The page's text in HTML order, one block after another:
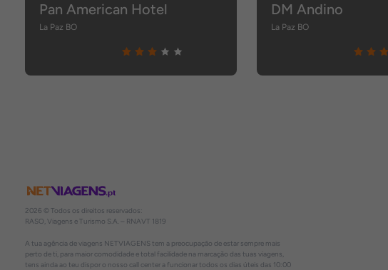
Pan American Hotel
La Paz BO
DM Andino
La Paz BO
2026 © Todos os direitos reservados:
RASO, Viagens e Turismo S.A. – RNAVT 1819
A tua agência de viagens NETVIAGENS tem a preocupação de estar sempre mais
perto de ti, para maior comodidade e total facilidade na marcação das tuas viagens,
tens ainda ao teu dispor o nosso call center a funcionar todos os dias úteis das 10:00